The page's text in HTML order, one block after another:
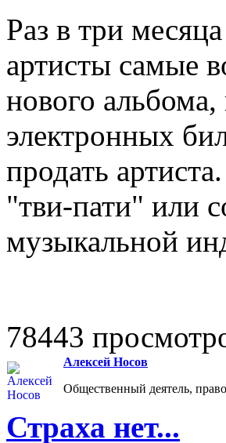
Раз в три
артисты самые
нового альбома,
электронных
продать
"тви-пати" или
музыкальной
78443
Алексей Носов
Общественный деятель,
Страха нет...